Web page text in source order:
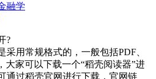
融学
?
采用常规格式的，一般包括PDF、
大家可以下载一个“稻壳阅读器”进
通过稻壳官网进行下载，官网链